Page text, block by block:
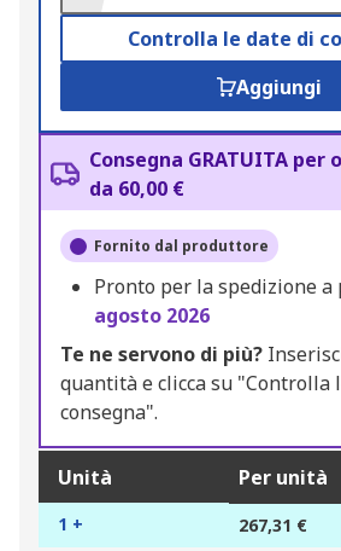
Controlla le date di
Aggiungi
Consegna GRATUITA
da 60,00 €
Fornito dal produttore
Pronto per la spedizione
agosto 2026
Te ne servono di più?
quantità e clicca su "Controlla
consegna".
Unità Per unità
1 + 267,31 €